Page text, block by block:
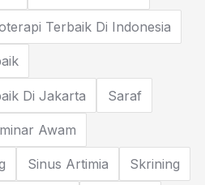
Terbaik Di Indonesia
Di Jakarta Saraf
Awam
Sinus Artimia Skrining